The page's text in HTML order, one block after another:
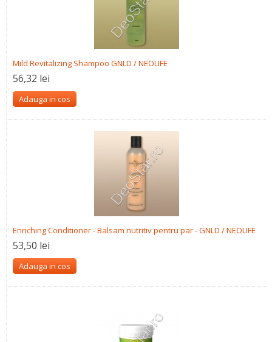
Mild Revitalizing Shampoo GNLD / NEOLIFE
56,32 lei
Adauga in cos
Enriching Conditioner - Balsam nutritiv pentru par - GNLD / NEOLIFE
53,50 lei
Adauga in cos